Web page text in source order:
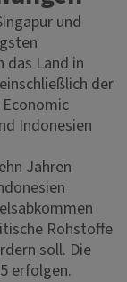
und
das Land in
der
Indonesien
Jahren
Rohstoffe
soll. Die
erfolgen.